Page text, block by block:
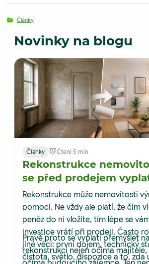
Články
Novinky na blogu
Články Čtení 5 min
Rekonstrukce
se před prodejem
Rekonstrukce může nemovitosti
pomoci. Ne vždy ale platí, že čím
peněz do ní vložíte, tím lépe se
investice vrátí při prodeji. Často
jiné věci: první dojem, technický
čistota, světlo, dispozice a to, zda
Právě proto se vyplatí přemýšlet
rekonstrukcí nejen očima majitele,